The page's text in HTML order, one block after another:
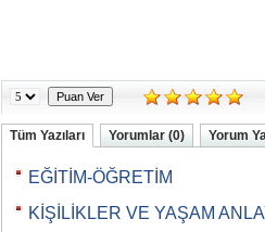
Tüm Yazıları Yorumlar (0) Yorum
EĞİTİM-ÖĞRETİM
KİŞİLİKLER VE YAŞAM